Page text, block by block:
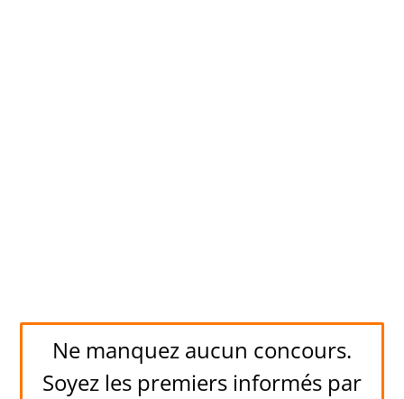
Ne manquez aucun concours.
Soyez les premiers informés par